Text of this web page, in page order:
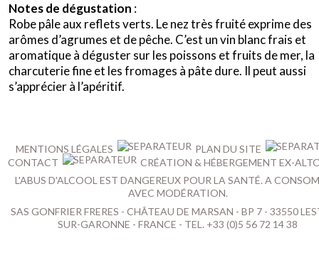
Notes de dégustation :
Robe pâle aux reflets verts. Le nez très fruité exprime des
arômes d’agrumes et de pêche. C’est un vin blanc frais et
aromatique à déguster sur les poissons et fruits de mer, la
charcuterie fine et les fromages à pâte dure. Il peut aussi
s’apprécier à l’apéritif.
MENTIONS LÉGALES
PLAN DU SITE
CONTACT
CRÉATION & HÉBERGEMENT EX-
L'ABUS D'ALCOOL EST DANGEREUX POUR LA SANTÉ. A
AVEC MODÉRATION.
SAS GONFRIER FRERES - CHÂTEAU DE MARSAN - BP 7 - 33550
SUR-GARONNE - FRANCE - TEL. +33 (0)5 56 72 14 38